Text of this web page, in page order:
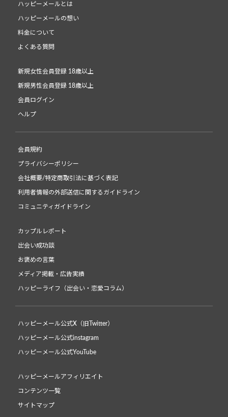
ハッピーメールとは
ハッピーメールの想い
料金について
よくある質問
新規女性会員登録 18歳以上
新規男性会員登録 18歳以上
会員ログイン
ヘルプ
会員規約
プライバシーポリシー
会社概要/特定商取引法に基づく表記
利用者情報の外部送信に関するガイドライン
コミュニティガイドライン
カップルレポート
出会い成功談
お褒めの言葉
メディア掲載・広告実績
ハッピーライフ（出会い・恋愛コラム）
ハッピーメール公式X（旧Twitter）
ハッピーメール公式instagram
ハッピーメール公式YouTube
ハッピーメールアフィリエイト
コンテンツ一覧
サイトマップ